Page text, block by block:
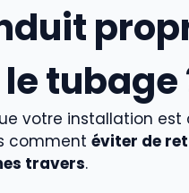
tubage
votre installation est
comment éviter de
travers.